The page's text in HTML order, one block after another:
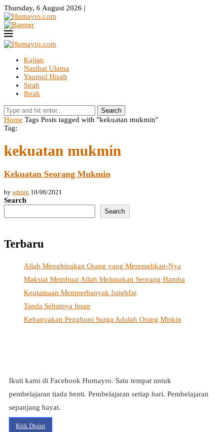
Thursday, 6 August 2026 |
Kajian
Nasihat Ulama
Yaumul Hisab
Sirah
Ibrah
Search
Home Tags Posts tagged with "kekuatan mukmin"
Tag:
kekuatan mukmin
Kekuatan Seorang Mukmin
by admin 10/06/2021
Search
Search
Terbaru
Allah Menghinakan Orang yang Meremehkan-Nya
Maksiat Membuat Allah Melupakan Seorang Hamba
Keutamaan Memperbanyak Istighfar
Tanda Sehatnya Iman
Kebanyakan Penghuni Surga Adalah Orang Miskin
Ikuti kami di Facebook Humayro. Satu tempat untuk
pembelajaran tiada henti. Pembelajaran setiap hari. Pembelajaran
sepanjang hayat.
Klik Disini